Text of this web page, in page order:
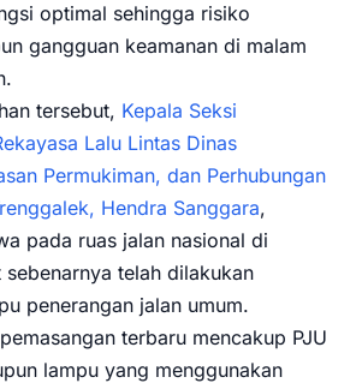
optimal sehingga risiko
gangguan keamanan di malam
tersebut, Kepala Seksi
Lalu Lintas Dinas
Permukiman, dan Perhubungan
Hendra Sanggara,
pada ruas jalan nasional di
telah dilakukan
penerangan jalan umum.
terbaru mencakup PJU
lampu yang menggunakan